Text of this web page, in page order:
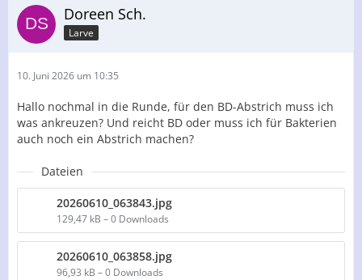
Doreen Sch.
Larve
10. Juni 2026 um 10:35
Hallo nochmal in die Runde, für den BD-Abstrich muss ich
was ankreuzen? Und reicht BD oder muss ich für Bakterien
auch noch ein Abstrich machen?
Dateien
20260610_063843.jpg
129,47 kB – 0 Downloads
20260610_063858.jpg
96,93 kB – 0 Downloads